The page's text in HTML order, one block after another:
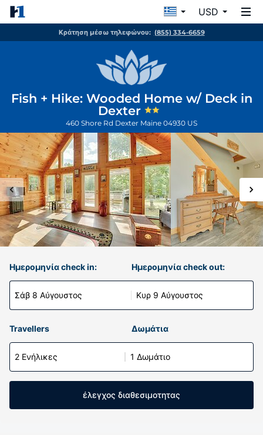
USD
Κράτηση μέσω τηλεφώνου: (855) 334-6659
Fish + Hike: Wooded Home w/ Deck in
Dexter
460 Shore Rd Dexter Maine 04930 US
Ημερομηνία check in:
Σάβ 8 Αύγουστος
Ημερομηνία check out:
Κυρ 9 Αύγουστος
Travellers Δωμάτια
2 Ενήλικες 1 Δωμάτιο
έλεγχος διαθεσιμοτητας